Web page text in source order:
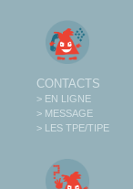
CONTACTS
> EN LIGNE
> MESSAGE
> LES TPE/TIPE